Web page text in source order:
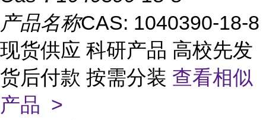
产品名称CAS: 1040390-18-8
现货供应 科研产品 高校先发
货后付款 按需分装 查看相似
产品 >